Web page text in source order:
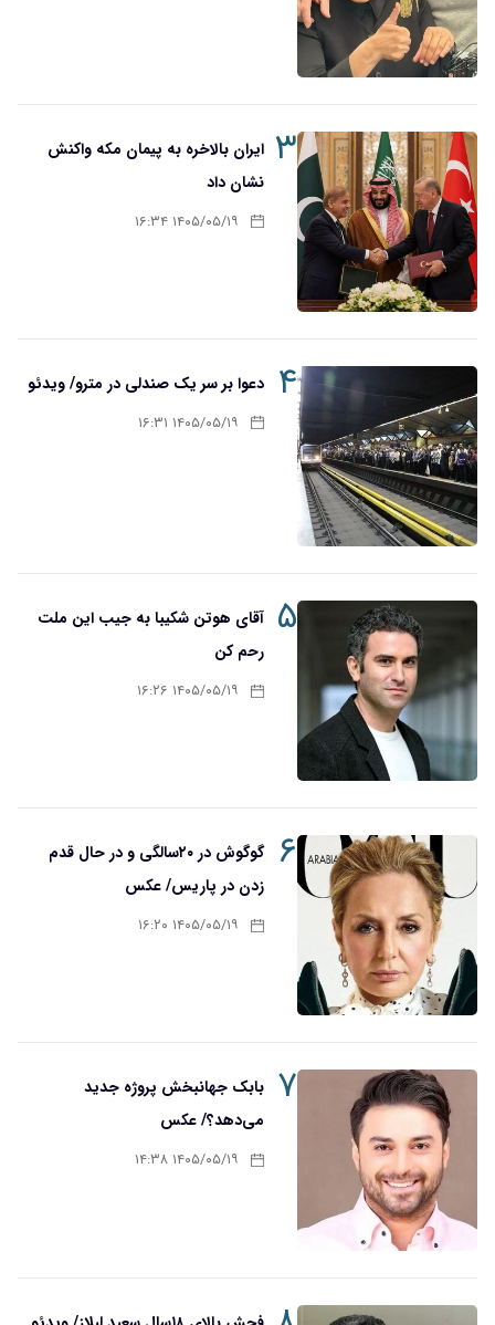
۳ ایران بالاخره به پیمان مکه واکنش
نشان داد
۱۴۰۵/۰۵/۱۹ ۱۶:۳۴
۴ دعوا بر سر یک صندلی در مترو/ ویدئو
۱۴۰۵/۰۵/۱۹ ۱۶:۳۱
۵ آقای هوتن شکیبا به جیب این ملت
رحم کن
۱۴۰۵/۰۵/۱۹ ۱۶:۲۶
۶
گوگوش در ۲۰سالگی و در حال قدم
زدن در پاریس/ عکس
۱۴۰۵/۰۵/۱۹ ۱۶:۲۰
۷ بابک جهانبخش پروژه جدید
می‌دهد؟/ عکس
۱۴۰۵/۰۵/۱۹ ۱۴:۳۸